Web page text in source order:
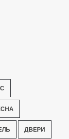
ДВЕРИ